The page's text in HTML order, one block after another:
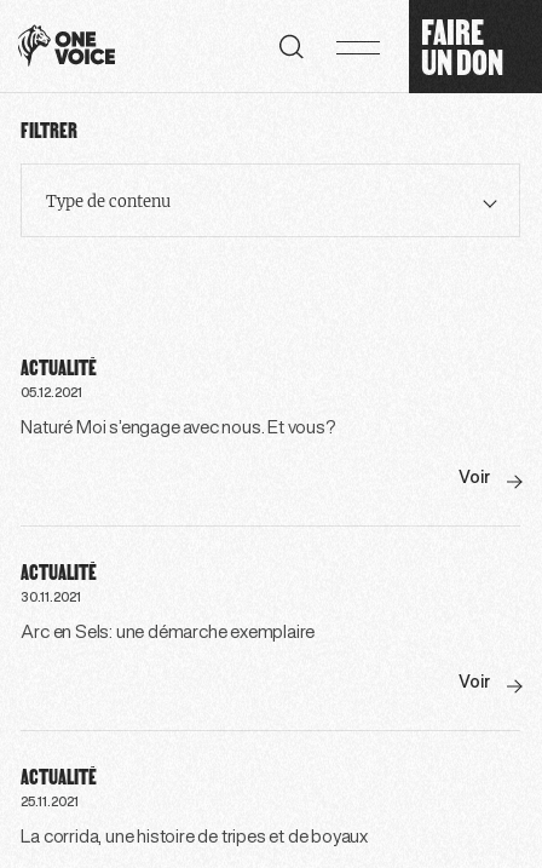
FAIRE
UN DON
FILTRER
Type de contenu
ACTUALITÉ
05.12.2021
Naturé Moi s’engage avec nous. Et vous?
Voir
ACTUALITÉ
30.11.2021
Arc en Sels: une démarche exemplaire
Voir
ACTUALITÉ
25.11.2021
La corrida, une histoire de tripes et de boyaux